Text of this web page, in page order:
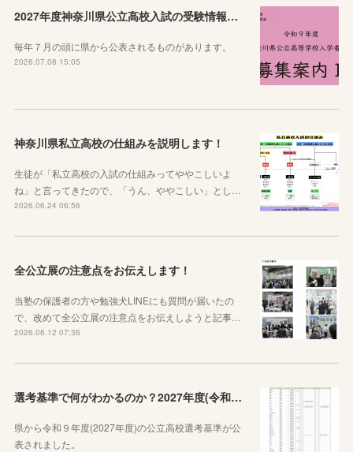
2027年度神奈川県公立高校入試の受験情報のまとめ【実施要項・募集案内等】
毎年７月の頭に県から公表されるものがあります。
2026.07.08 15:05
神奈川県私立高校の仕組みを説明します！
生徒が「私立高校の入試の仕組みってややこしいよ
ね」と言ってきたので、「うん、ややこしい」とし…
2026.06.24 06:56
全公立展の注意点をお伝えします！
当塾の保護者の方や勉強犬LINEにも質問が届いたの
で、改めて全公立展の注意点をお伝えしようと記事…
2026.06.12 07:36
選考基準で何がわかるのか？2027年度(令和９年度)神奈川県公立高校選考基準が公表されたので見方から説明します！
県から令和９年度(2027年度)の公立高校選考基準が公
表されました。